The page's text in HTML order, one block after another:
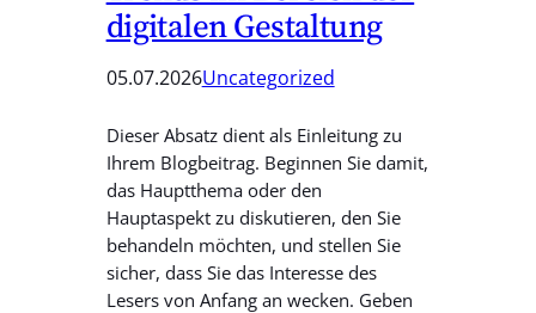
digitalen Gestaltung
05.07.2026Uncategorized
Dieser Absatz dient als Einleitung zu
Ihrem Blogbeitrag. Beginnen Sie damit,
das Hauptthema oder den
Hauptaspekt zu diskutieren, den Sie
behandeln möchten, und stellen Sie
sicher, dass Sie das Interesse des
Lesers von Anfang an wecken. Geben